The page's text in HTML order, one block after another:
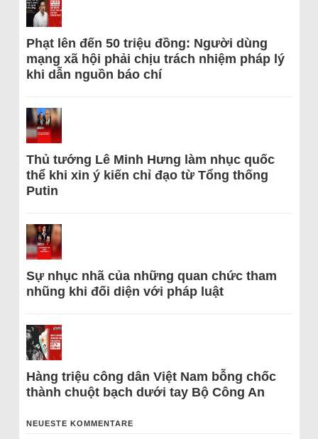
Phạt lên đến 50 triệu đồng: Người dùng
mạng xã hội phải chịu trách nhiệm pháp lý
khi dẫn nguồn báo chí
Thủ tướng Lê Minh Hưng làm nhục quốc
thể khi xin ý kiến chỉ đạo từ Tổng thống
Putin
Sự nhục nhã của những quan chức tham
nhũng khi đối diện với pháp luật
Hàng triệu công dân Việt Nam bỗng chốc
thành chuột bạch dưới tay Bộ Công An
NEUESTE KOMMENTARE